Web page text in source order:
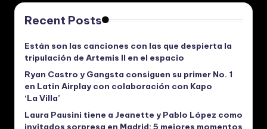
Recent Posts
Están son las canciones con las que despierta la
tripulación de Artemis II en el espacio
Ryan Castro y Gangsta consiguen su primer No. 1
en Latin Airplay con colaboración con Kapo
‘La Villa’
Laura Pausini tiene a Jeanette y Pablo López como
invitados sorpresa en Madrid: 5 mejores momentos